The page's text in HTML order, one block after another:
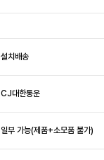
설치배송
CJ대한통운
일부 가능(제품+소모품 불가)